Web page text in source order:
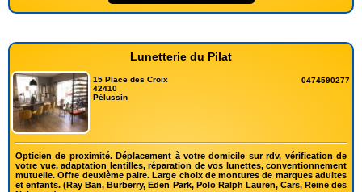
Lunetterie du Pilat
15 Place des Croix
42410
Pélussin
0474590277
Opticien de proximité. Déplacement à votre domicile sur rdv, vérification de
votre vue, adaptation lentilles, réparation de vos lunettes, conventionnement
mutuelle. Offre deuxième paire. Large choix de montures de marques adultes
et enfants. (Ray Ban, Burberry, Eden Park, Polo Ralph Lauren, Cars, Reine des